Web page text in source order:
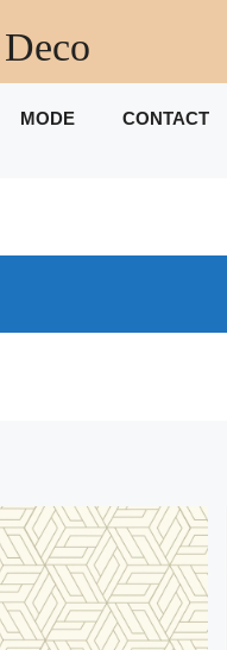
MODE CONTACT